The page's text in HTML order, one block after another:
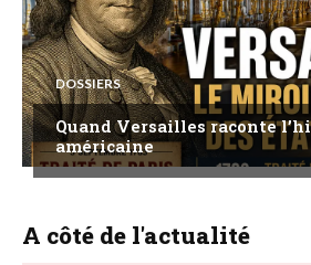
DOSSIERS
Quand Versailles raconte
américaine
A côté de l'actualité